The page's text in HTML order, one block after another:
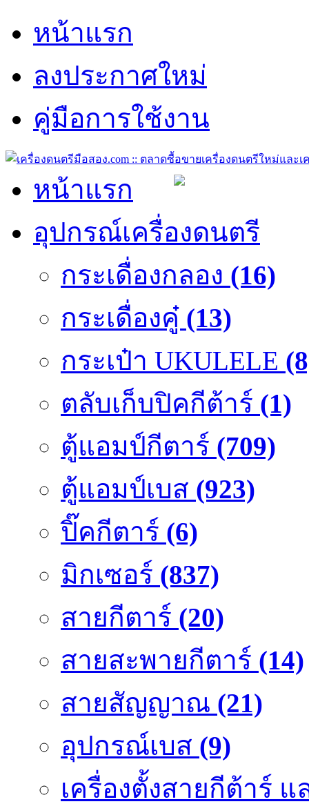
หน้าแรก
ลงประกาศใหม่
คู่มือการใช้งาน
หน้าแรก
อุปกรณ์เครื่องดนตรี
กระเดื่องกลอง (16)
กระเดื่องคู๋ (13)
กระเป๋า UKULELE
ตลับเก็บปิคกีต้าร์ (1)
ตู้แอมป์กีตาร์ (709)
ตู้แอมป์เบส (923)
ปิ๊คกีตาร์ (6)
มิกเซอร์ (837)
สายกีตาร์ (20)
สายสะพายกีตาร์ (14)
สายสัญญาณ (21)
อุปกรณ์เบส (9)
เครื่องตั้งสายกีต้าร์ แ